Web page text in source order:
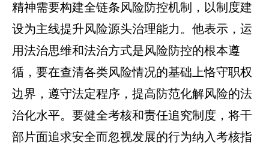
精神需要构建全链条风险防控机制，以制度建
设为主线提升风险源头治理能力。他表示，运
用法治思维和法治方式是风险防控的根本遵
循，要在查清各类风险情况的基础上恪守职权
边界，遵守法定程序，提高防范化解风险的法
治化水平。要健全考核和责任追究制度，将干
部片面追求安全而忽视发展的行为纳入考核指